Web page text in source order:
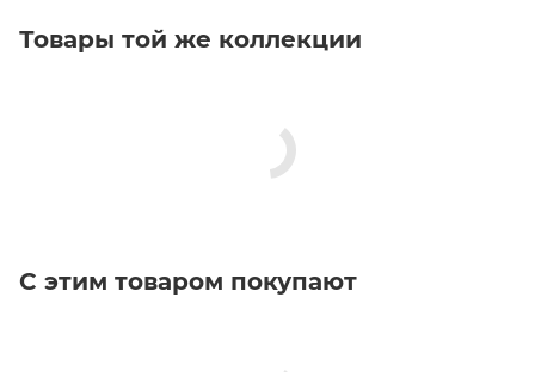
Товары той же коллекции
С этим товаром покупают